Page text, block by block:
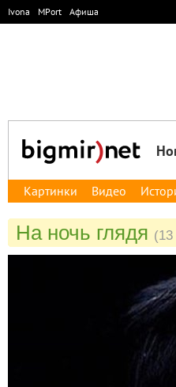
Ivona MPort Афиша
Картинки Видео
На ночь глядя